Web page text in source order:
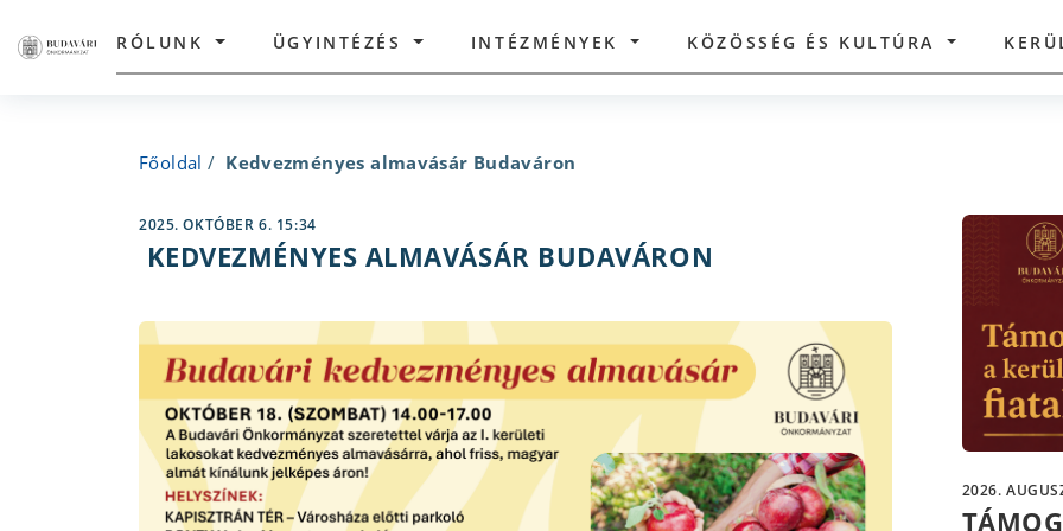
RÓLUNK ÜGYINTÉZÉS INTÉZMÉNYEK KÖZÖSSÉG ÉS KULTÚRA
Főoldal / Kedvezményes almavásár Budaváron
2025. OKTÓBER 6. 15:34
KEDVEZMÉNYES ALMAVÁSÁR BUDAVÁRON
2026.